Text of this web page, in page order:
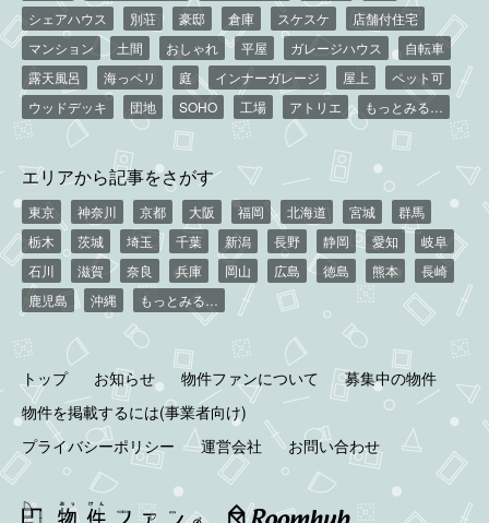
シェアハウス
別荘 豪邸 倉庫 スケスケ
店舗付住宅
マンション
土間 おしゃれ 平屋 ガレージハウス
自転車
露天風呂
海っペリ 庭 インナーガレージ 屋上
ペット可
ウッドデッキ
団地 SOHO 工場 アトリエ もっとみる…
エリアから記事をさがす
東京 神奈川 京都 大阪 福岡 北海道 宮城
群馬
栃木
茨城 埼玉 千葉 新潟 長野 静岡 愛知
岐阜
石川
滋賀 奈良 兵庫 岡山 広島 徳島 熊本
長崎
鹿児島
沖縄 もっとみる…
トップ お知らせ 物件ファンについて
募集中の物件
物件を掲載するには(事業者向け)
プライバシーポリシー
運営会社 お問い合わせ